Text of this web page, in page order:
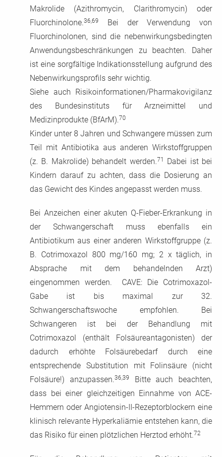
Makrolide (Azithromycin, Clarithromycin) oder
Fluorchinolone.36,69
Bei der Verwendung von
Fluorchinolonen, sind die nebenwirkungsbedingten
Anwendungsbeschränkungen zu beachten. Daher
ist eine sorgfältige Indikationsstellung aufgrund des
Nebenwirkungsprofils sehr wichtig.
Siehe auch Risikoinformationen/Pharmakovigilanz
des Bundesinstituts für Arzneimittel und
Medizinprodukte (BfArM).70
Kinder unter 8 Jahren und Schwangere müssen zum
Teil mit Antibiotika aus anderen Wirkstoffgruppen
(z. B. Makrolide) behandelt werden.71
Dabei ist bei
Kindern darauf zu achten, dass die Dosierung an
das Gewicht des Kindes angepasst werden muss.
Bei Anzeichen einer akuten Q-Fieber-Erkrankung in
der Schwangerschaft muss ebenfalls ein
Antibiotikum aus einer anderen Wirkstoffgruppe (z.
B. Cotrimoxazol 800 mg/160 mg; 2 x täglich, in
Absprache mit dem behandelnden Arzt)
eingenommen werden. CAVE: Die Cotrimoxazol-
Gabe ist bis maximal zur 32.
Schwangerschaftswoche empfohlen. Bei
Schwangeren ist bei der Behandlung mit
Cotrimoxazol (enthält Folsäureantagonisten) der
dadurch erhöhte Folsäurebedarf durch eine
entsprechende Substitution mit Folinsäure (nicht
Folsäure!) anzupassen.36,39
Bitte auch beachten,
dass bei einer gleichzeitigen Einnahme von ACE-
Hemmern oder Angiotensin-II-Rezeptorblockern eine
klinisch relevante Hyperkaliämie entstehen kann, die
das Risiko für einen plötzlichen Herztod erhöht.72